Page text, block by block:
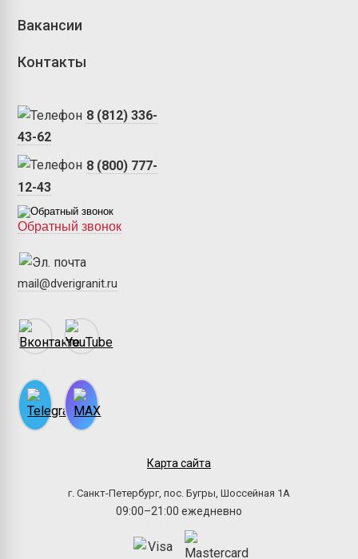
Вакансии
Контакты
8 (812) 336-
43-62
8 (800) 777-
12-43
Обратный звонок
mail@dverigranit.ru
Карта сайта
г. Санкт-Петербург, пос. Бугры, Шоссейная 1А
09:00–21:00 ежедневно